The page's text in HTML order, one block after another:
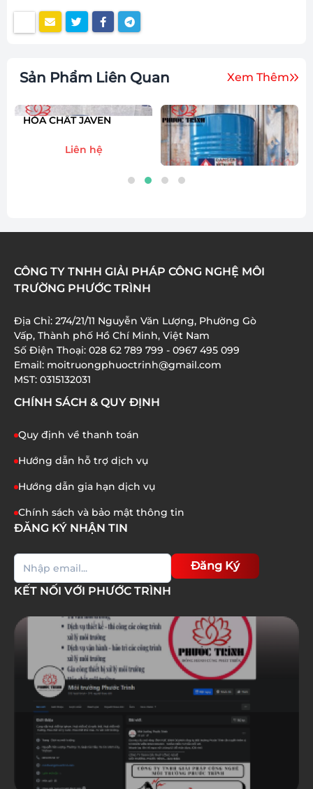
Sản Phẩm Liên Quan Xem Thêm
HÓA CHẤT JAVEN
Liên hệ
METHANOL
Liên hệ
CÔNG TY TNHH GIẢI PHÁP CÔNG NGHỆ MÔI
TRƯỜNG PHƯỚC TRÌNH
Địa Chỉ: 274/21/11 Nguyễn Văn Lượng, Phường Gò
Vấp, Thành phố Hồ Chí Minh, Việt Nam
Số Điện Thoại: 028 62 789 799 - 0967 495 099
Email: moitruongphuoctrinh@gmail.com
MST: 0315132031
CHÍNH SÁCH & QUY ĐỊNH
Quy định về thanh toán
Hướng dẫn hỗ trợ dịch vụ
Hướng dẫn gia hạn dịch vụ
Chính sách và bảo mật thông tin
ĐĂNG KÝ NHẬN TIN
Đăng Ký
KẾT NỐI VỚI PHƯỚC TRÌNH